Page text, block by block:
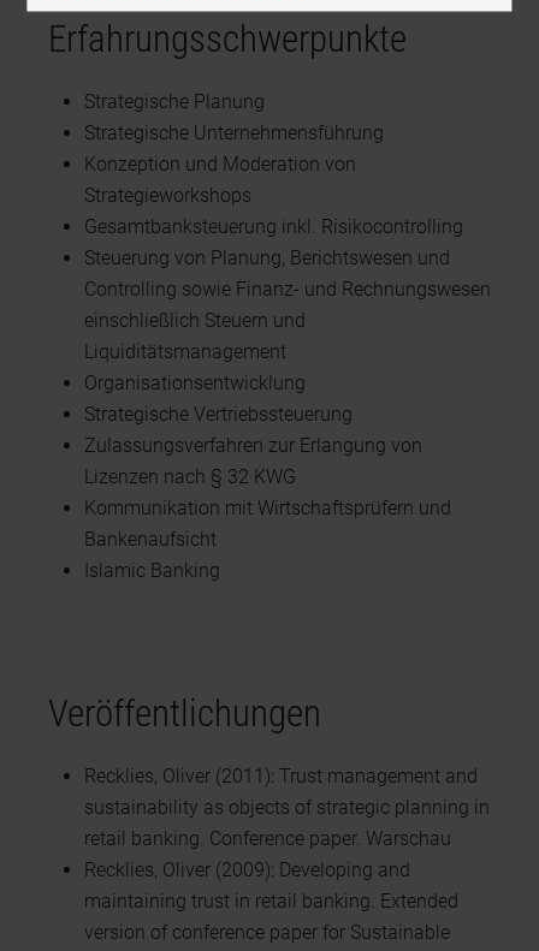
Erfahrungsschwerpunkte
Strategische Planung
Strategische Unternehmensführung
Konzeption und Moderation von
Strategieworkshops
Gesamtbanksteuerung inkl. Risikocontrolling
Steuerung von Planung, Berichtswesen und
Controlling sowie Finanz- und Rechnungswesen
einschließlich Steuern und
Liquiditätsmanagement
Organisationsentwicklung
Strategische Vertriebssteuerung
Zulassungsverfahren zur Erlangung von
Lizenzen nach § 32 KWG
Kommunikation mit Wirtschaftsprüfern und
Bankenaufsicht
Islamic Banking
Veröffentlichungen
Recklies, Oliver (2011): Trust management and
sustainability as objects of strategic planning in
retail banking. Conference paper. Warschau
Recklies, Oliver (2009): Developing and
maintaining trust in retail banking. Extended
version of conference paper for Sustainable